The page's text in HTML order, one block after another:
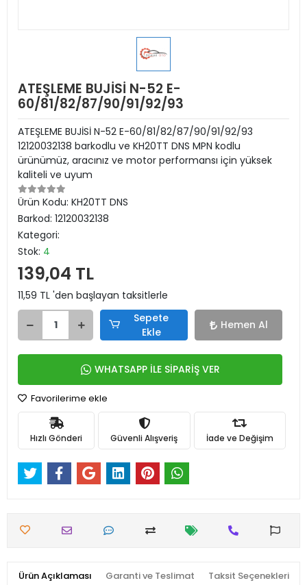
ATEŞLEME BUJİSİ N-52 E-
60/81/82/87/90/91/92/93
ATEŞLEME BUJİSİ N-52 E-60/81/82/87/90/91/92/93
12120032138 barkodlu ve KH20TT DNS MPN kodlu
ürünümüz, aracınız ve motor performansı için yüksek
kaliteli ve uyum
Ürün Kodu: KH20TT DNS
Barkod: 12120032138
Kategori:
Stok: 4
139,04 TL
11,59 TL 'den başlayan taksitlerle
Sepete
Ekle
Hemen Al
WHATSAPP İLE SİPARİŞ VER
Favorilerime ekle
Hızlı Gönderi Güvenli Alışveriş İade ve Değişim
Ürün Açıklaması Garanti ve Teslimat Taksit Seçenekleri